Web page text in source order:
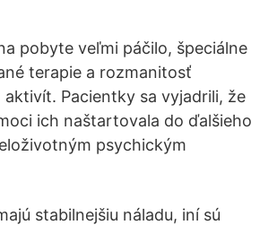
pobyte veľmi páčilo, špeciálne
terapie a rozmanitosť
Pacientky sa vyjadrili, že
ich naštartovala do ďalšieho
psychickým
stabilnejšiu náladu, iní sú